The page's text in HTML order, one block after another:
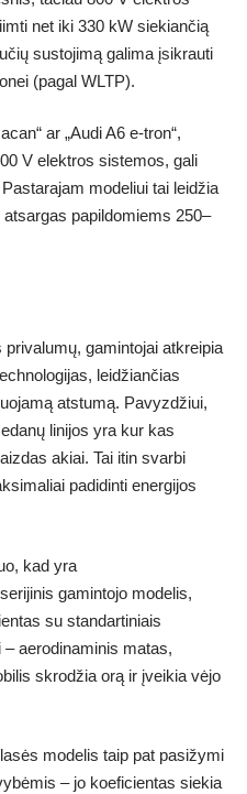
net iki 330 kW siekiančią
sustojimą galima įsikrauti
(pagal WLTP).
ar „Audi A6 e-tron“,
V elektros sistemos, gali
modeliui tai leidžia
papildomiems 250–
gamintojai atkreipia
leidžiančias
atstumą. Pavyzdžiui,
linijos yra kur kas
akiai. Tai itin svarbi
padidinti energijos
kad yra
gamintojo modelis,
su standartiniais
aerodinaminis matas,
skrodžia orą ir įveikia vėjo
modelis taip pat pasižymi
– jo koeficientas siekia